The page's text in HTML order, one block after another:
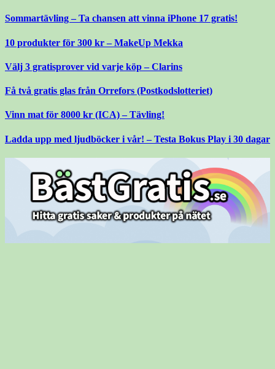
Gå
innehåll
Sommartävling – Ta chansen att vinna iPhone 17 gratis!
10 produkter för 300 kr – MakeUp Mekka
Välj 3 gratisprover vid varje köp – Clarins
Få två gratis glas från Orrefors (Postkodslotteriet)
Vinn mat för 8000 kr (ICA) – Tävling!
Ladda upp med ljudböcker i vår! – Testa Bokus Play i 30 dagar